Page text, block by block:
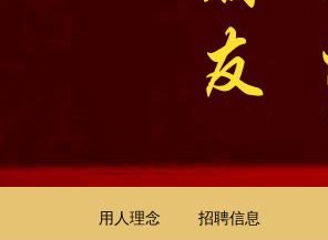
用人理念 招聘信息